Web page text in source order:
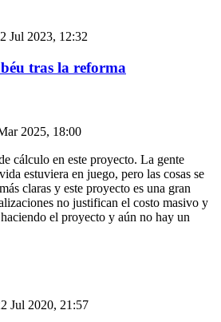
Jul 2023, 12:32
tras la reforma
2025, 18:00
cálculo en este proyecto. La gente
estuviera en juego, pero las cosas se
claras y este proyecto es una gran
no justifican el costo masivo y
el proyecto y aún no hay un
Jul 2020, 21:57